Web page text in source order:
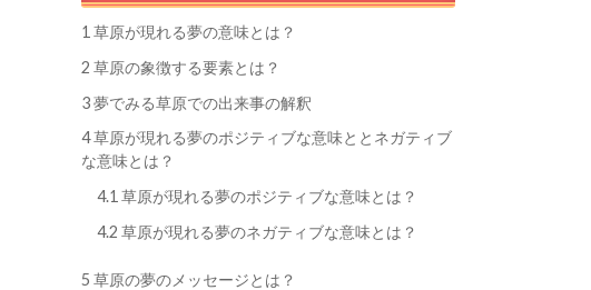
1 草原が現れる夢の意味とは？
2 草原の象徴する要素とは？
3夢でみる草原での出来事の解釈
4草原が現れる夢のポジティブな意味ととネガティブ
な意味とは？
4.1 草原が現れる夢のポジティブな意味とは？
4.2 草原が現れる夢のネガティブな意味とは？
5 草原の夢のメッセージとは？